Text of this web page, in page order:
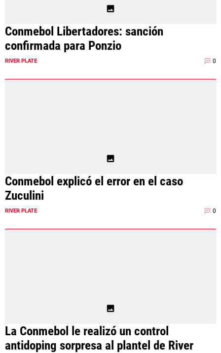
Conmebol Libertadores: sanción
confirmada para Ponzio
RIVER PLATE 0
Conmebol explicó el error en el caso
Zuculini
RIVER PLATE 0
La Conmebol le realizó un control
antidoping sorpresa al plantel de River